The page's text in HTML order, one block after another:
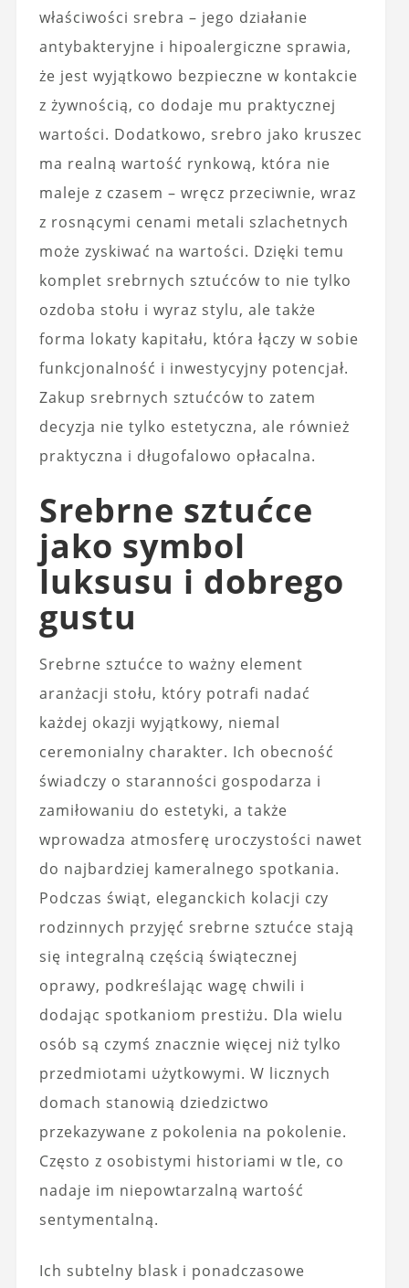
właściwości srebra – jego działanie
antybakteryjne i hipoalergiczne sprawia,
że jest wyjątkowo bezpieczne w kontakcie
z żywnością, co dodaje mu praktycznej
wartości. Dodatkowo, srebro jako kruszec
ma realną wartość rynkową, która nie
maleje z czasem – wręcz przeciwnie, wraz
z rosnącymi cenami metali szlachetnych
może zyskiwać na wartości. Dzięki temu
komplet srebrnych sztućców to nie tylko
ozdoba stołu i wyraz stylu, ale także
forma lokaty kapitału, która łączy w sobie
funkcjonalność i inwestycyjny potencjał.
Zakup srebrnych sztućców to zatem
decyzja nie tylko estetyczna, ale również
praktyczna i długofalowo opłacalna.
Srebrne sztućce
jako symbol
luksusu i dobrego
gustu
Srebrne sztućce to ważny element
aranżacji stołu, który potrafi nadać
każdej okazji wyjątkowy, niemal
ceremonialny charakter. Ich obecność
świadczy o staranności gospodarza i
zamiłowaniu do estetyki, a także
wprowadza atmosferę uroczystości nawet
do najbardziej kameralnego spotkania.
Podczas świąt, eleganckich kolacji czy
rodzinnych przyjęć srebrne sztućce stają
się integralną częścią świątecznej
oprawy, podkreślając wagę chwili i
dodając spotkaniom prestiżu. Dla wielu
osób są czymś znacznie więcej niż tylko
przedmiotami użytkowymi. W licznych
domach stanowią dziedzictwo
przekazywane z pokolenia na pokolenie.
Często z osobistymi historiami w tle, co
nadaje im niepowtarzalną wartość
sentymentalną.
Ich subtelny blask i ponadczasowe